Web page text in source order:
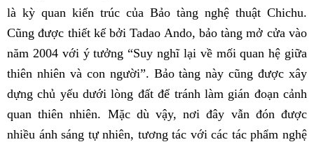
là kỳ quan kiến ​​trúc của Bảo tàng nghệ thuật Chichu.
Cũng được thiết kế bởi Tadao Ando, ​​bảo tàng mở cửa vào
năm 2004 với ý tưởng “Suy nghĩ lại về mối quan hệ giữa
thiên nhiên và con người”. Bảo tàng này cũng được xây
dựng chủ yếu dưới lòng đất để tránh làm gián đoạn cảnh
quan thiên nhiên. Mặc dù vậy, nơi đây vẫn đón được
nhiều ánh sáng tự nhiên, tương tác với các tác phẩm nghệ